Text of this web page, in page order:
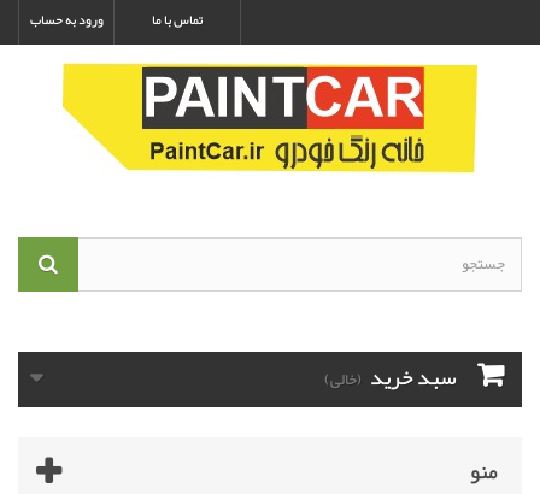
ورود به حساب تماس با ما
سبد خرید (خالی)
منو